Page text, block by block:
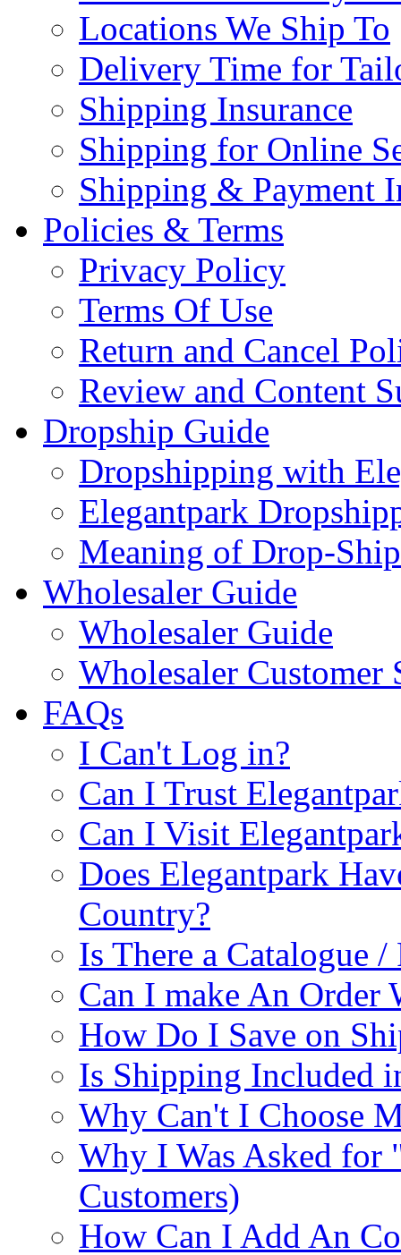
Locations We Ship To
Delivery Time for
Shipping Insurance
Shipping for Online
Shipping & Payment
Policies & Terms
Privacy Policy
Terms Of Use
Return and Cancel
Review and Content
Dropship Guide
Dropshipping with
Elegantpark
Meaning of Drop-Ship
Wholesaler Guide
Wholesaler Guide
Wholesaler Customer
FAQs
I Can't Log in?
Can I Trust
Can I Visit
Does Elegantpark
Country?
Is There a Catalogue
Can I make An Order
How Do I Save on
Is Shipping Included
Why Can't I Choose
Why I Was Asked for
Customers)
How Can I Add An